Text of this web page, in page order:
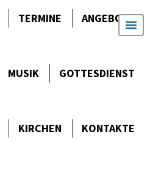
TERMINE ANGEBOTE
MUSIK GOTTES­DIENST
KIRCHEN KONTAKTE